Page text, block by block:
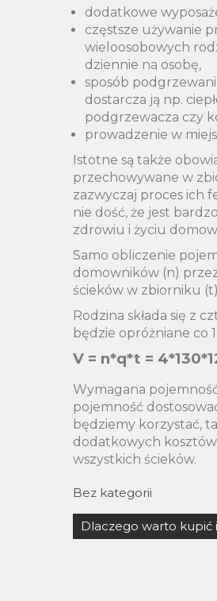
dodatkowe
częstsze używanie
wieloosobowych
dziennie na osobę,
sposób
dostarcza ją np.
podgrzewacza czy
prowadzenie w
Istotne są także
przechowywane w
zazwyczaj proces ich
nie dość, że jest
zdrowiu i życiu
Samo obliczenie
domowników (n)
ścieków w zbiorniku
Rodzina składa się z
będzie opróżniane co
V = n*q*t =
Wymagana
pojemność
będziemy korzystać,
dodatkowych
wszystkich ścieków.
Bez kategorii
Nawigacja
wpisu
Dlaczego warto